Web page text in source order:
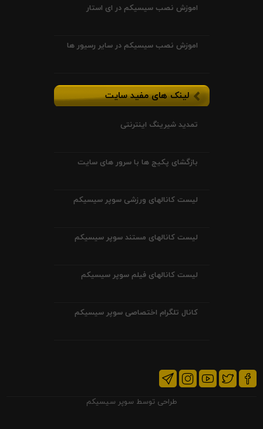
اموزش نصب سیسیکم در ای استار
اموزش نصب سیسیکم در سایر رسیور ها
لینک های مفید سایت
تمدید شیرینگ اینترنتی
بازگشای پکیج ها با سرور های سایت
لیست کانالهای ورزشی سوپر سیسیکم
لیست کانالهای مستند سوپر سیسیکم
لیست کانالهای فیلم سوپر سیسیکم
کانال تلگرام اختصاصی سوپر سیسیکم
طراحی توسط سوپر سیسیکم